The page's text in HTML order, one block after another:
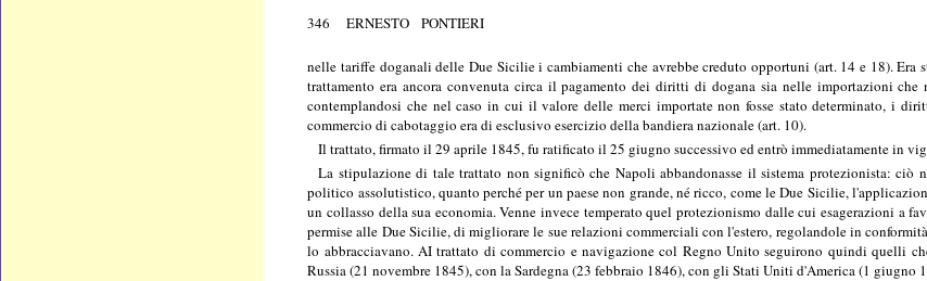
346 ERNESTO PONTIERI
nelle tariffe doganali delle Due Sicilie i cambiamenti che avrebbe creduto opportuni (art. 14 e 18).
trattamento era ancora convenuta circa il pagamento dei diritti di dogana sia nelle importazioni
contemplandosi che nel caso in cui il valore delle merci importate non fosse stato determinato, i
commercio di cabotaggio era di esclusivo esercizio della bandiera nazionale (art. 10).
Il trattato, firmato il 29 aprile 1845, fu ratificato il 25 giugno successivo ed entrò immediatamente in
La stipulazione di tale trattato non significò che Napoli abbandonasse il sistema protezionista: ciò
politico assolutistico, quanto perché per un paese non grande, né ricco, come le Due Sicilie,
un collasso della sua economia. Venne invece temperato quel protezionismo dalle cui esagerazioni
permise alle Due Sicilie, di migliorare le sue relazioni commerciali con l'estero, regolandole in
lo abbracciavano. AI trattato di commercio e navigazione col Regno Unito seguirono quindi quelli
Russia (21 novembre 1845), con la Sardegna (23 febbraio 1846), con gli Stati Uniti d'America (1 giugno